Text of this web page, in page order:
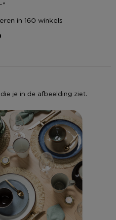
*
in 160 winkels
je in de afbeelding ziet.